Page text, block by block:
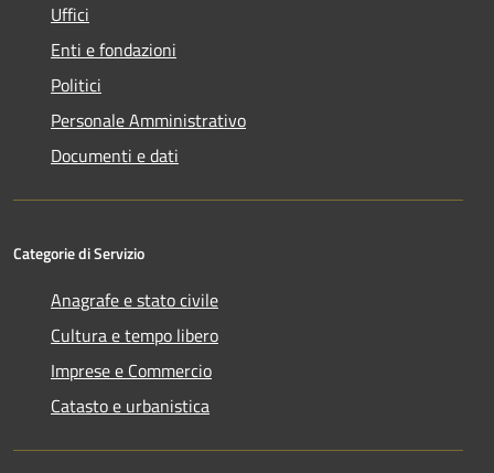
Uffici
Enti e fondazioni
Politici
Personale Amministrativo
Documenti e dati
Categorie di Servizio
Anagrafe e stato civile
Cultura e tempo libero
Imprese e Commercio
Catasto e urbanistica